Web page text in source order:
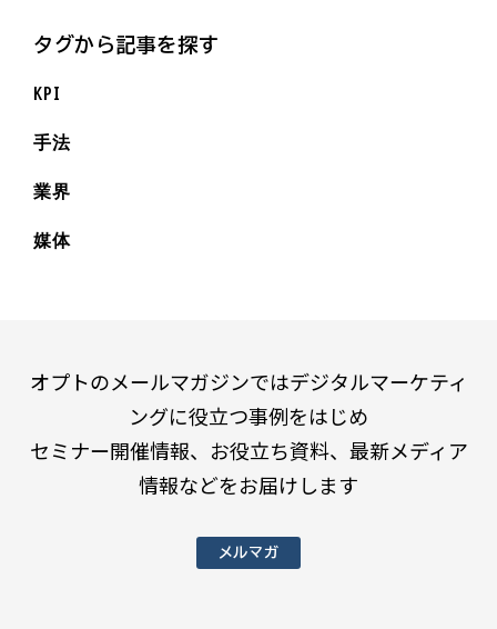
タグから記事を探す
KPI
手法
業界
媒体
オプトのメールマガジンではデジタルマーケティ
ングに役立つ事例をはじめ
セミナー開催情報、お役立ち資料、最新メディア
情報などをお届けします
メルマガ